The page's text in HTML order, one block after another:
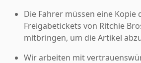
Die Fahrer müssen eine Kopie
Freigabetickets von Ritchie
mitbringen, um die Artikel
Wir arbeiten mit